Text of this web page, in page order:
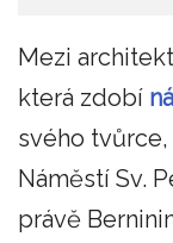
Mezi
která zdobí
svého
Náměstí Sv.
právě